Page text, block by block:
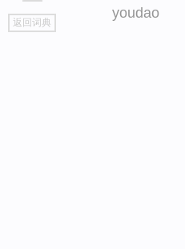
go
top
返回词典
youdao